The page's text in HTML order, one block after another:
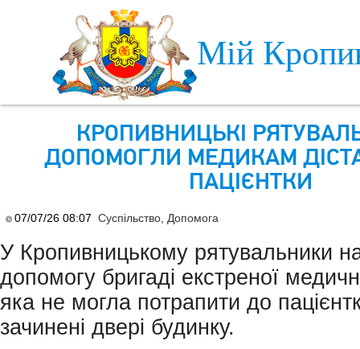
Мій
КРОПИВНИЦЬКІ
ДОПОМОГЛИ МЕДИКАМ
ПАЦІЄНТКИ
07/07/26 08:07 Суспільство Допомога
У Кропивницькому рятувальники
допомогу бригаді екстреної
яка не могла потрапити до
зачинені двері будинку.